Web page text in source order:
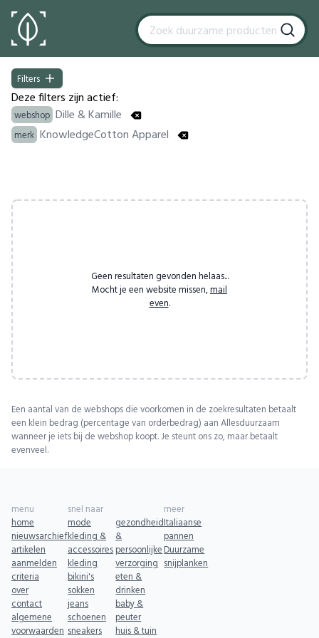
Filters
Filters
Deze filters zijn actief:
webshop Dille & Kamille
merk KnowledgeCotton Apparel
Geen resultaten gevonden helaas...
Mocht je een website missen, mail
even.
Een aantal van de webshops die voorkomen in de zoekresultaten betaalt
een klein bedrag (percentage van orderbedrag) aan Allesduurzaam
wanneer je iets bij de webshop koopt. Je steunt ons zo, maar betaalt
evenveel.
menu
home
nieuwsarchief
artikelen
aanmelden
criteria
over
contact
algemene
voorwaarden
snel naar
mode
kleding &
accessoires
kleding
bikini's
sokken
jeans
schoenen
sneakers
gezondheid
&
persoonlijke
verzorging
eten &
drinken
baby &
peuter
huis & tuin
meer
Italiaanse
pannen
Duurzame
snijplanken